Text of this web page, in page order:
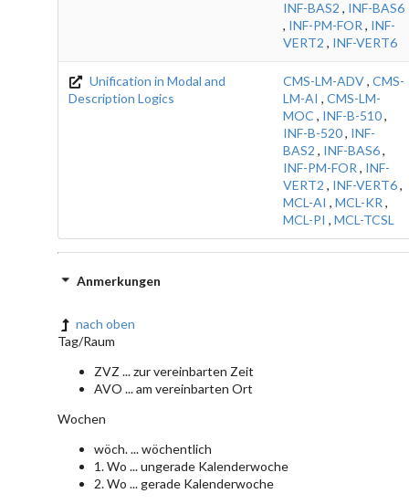
INF-BAS2 , INF-BAS6
, INF-PM-FOR , INF-
VERT2 , INF-VERT6
Unification in Modal and
Description Logics
CMS-LM-ADV, CMS-
LM-AI , CMS-LM-
MOC , INF-B-510,
INF-B-520, INF-
BAS2 , INF-BAS6,
INF-PM-FOR , INF-
VERT2 , INF-VERT6,
MCL-AI , MCL-KR ,
MCL-PI , MCL-TCSL
Anmerkungen
nach oben
Tag/Raum
ZVZ ... zur vereinbarten Zeit
AVO ... am vereinbarten Ort
Wochen
wöch. ... wöchentlich
1. Wo ... ungerade Kalenderwoche
2. Wo ... gerade Kalenderwoche